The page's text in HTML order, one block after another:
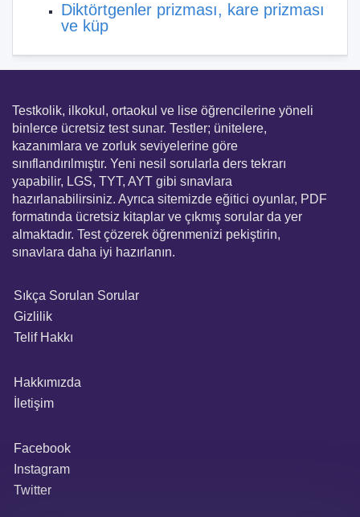
Diktörtgenler prizması, kare prizması
ve küp
Testkolik, ilkokul, ortaokul ve lise öğrencilerine yöneli
binlerce ücretsiz test sunar. Testler; ünitelere,
kazanımlara ve zorluk seviyelerine göre
sınıflandırılmıştır. Yeni nesil sorularla ders tekrarı
yapabilir, LGS, TYT, AYT gibi sınavlara
hazırlanabilirsiniz. Ayrıca sitemizde eğitici oyunlar, PDF
formatında ücretsiz kitaplar ve çıkmış sorular da yer
almaktadır. Test çözerek öğrenmenizi pekiştirin,
sınavlara daha iyi hazırlanın.
Sıkça Sorulan Sorular
Gizlilik
Telif Hakkı
Hakkımızda
İletişim
Facebook
Instagram
Twitter